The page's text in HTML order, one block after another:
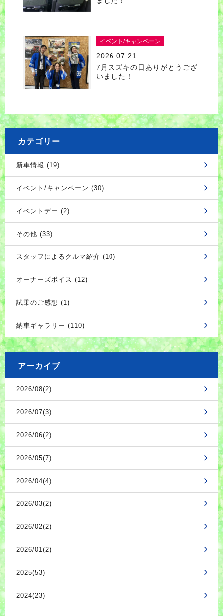
イベント/キャンペーン
2026.07.21
7月スズキの日ありがとうござ
いました！
カテゴリー
新車情報 (19)
イベント/キャンペーン (30)
イベントデー (2)
その他 (33)
スタッフによるクルマ紹介 (10)
オーナーズボイス (12)
試乗のご感想 (1)
納車ギャラリー (110)
アーカイブ
2026/08(2)
2026/07(3)
2026/06(2)
2026/05(7)
2026/04(4)
2026/03(2)
2026/02(2)
2026/01(2)
2025(53)
2024(23)